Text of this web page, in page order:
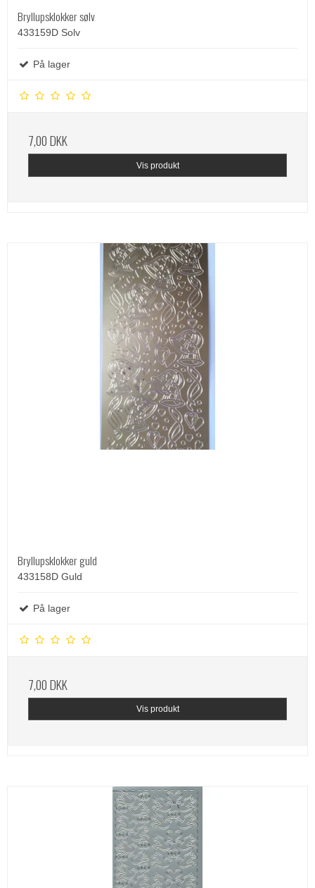
Bryllupsklokker sølv
433159D Solv
På lager
7,00 DKK
Vis produkt
Bryllupsklokker guld
433158D Guld
På lager
7,00 DKK
Vis produkt